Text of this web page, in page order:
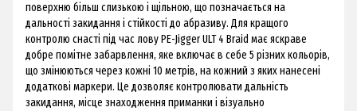
поверхню більш слизькою і щільною, що позначається на
дальності закидання і стійкості до абразиву. Для кращого
контролю снасті під час лову PE-Jigger ULT 4 Braid має яскраве
добре помітне забарвлення, яке включає в себе 5 різних кольорів,
що змінюються через кожні 10 метрів, на кожний з яких нанесені
додаткові маркери. Це дозволяє контролювати дальність
закидання, місце знаходження приманки і візуально